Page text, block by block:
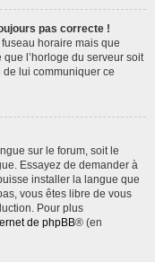
pas correcte !
horaire mais que
que l’horloge du serveur soit
lui communiquer ce
sur le forum, soit le
Essayez de demander à
installer la langue que
vous êtes libre de vous
Pour plus
de phpBB® (en